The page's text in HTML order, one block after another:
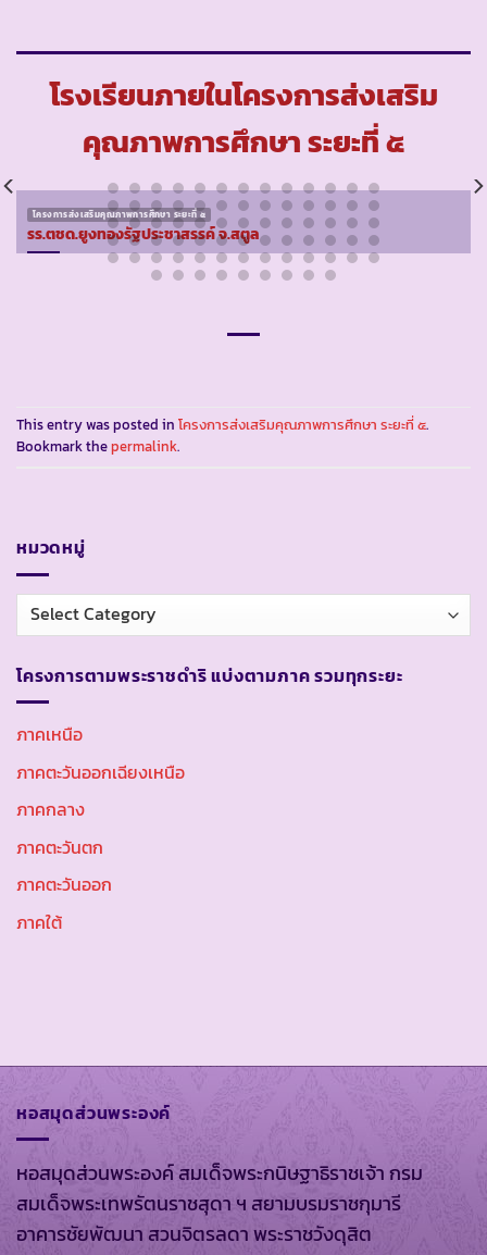
โรงเรียนภายในโครงการส่งเสริม
คุณภาพการศึกษา ระยะที่ ๕
โครงการส่งเสริมคุณภาพการศึกษา ระยะที่ ๕
รร.ตชด.ยูงทองรัฐประชาสรรค์ จ.สตูล
This entry was posted in โครงการส่งเสริมคุณภาพการศึกษา ระยะที่ ๕.
Bookmark thepermalink.
หมวดหมู่
หมวด
หมู่
โครงการตามพระราชดำริ แบ่งตามภาค รวมทุกระยะ
ภาคเหนือ
ภาคตะวันออกเฉียงเหนือ
ภาคกลาง
ภาคตะวันตก
ภาคตะวันออก
ภาคใต้
หอสมุดส่วนพระองค์
หอสมุดส่วนพระองค์ สมเด็จพระกนิษฐาธิราชเจ้า กรม
สมเด็จพระเทพรัตนราชสุดา ฯ สยามบรมราชกุมารี
อาคารชัยพัฒนา สวนจิตรลดา พระราชวังดุสิต